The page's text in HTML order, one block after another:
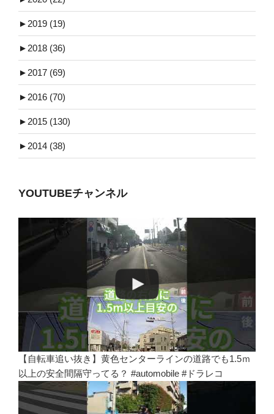
► 2019 (19)
► 2018 (36)
► 2017 (69)
► 2016 (70)
► 2015 (130)
► 2014 (38)
YOUTUBEチャンネル
【自転車追い抜き】黄色センターラインの道路でも1.5ｍ
以上の安全間隔守ってる？ #automobile #ドラレコ